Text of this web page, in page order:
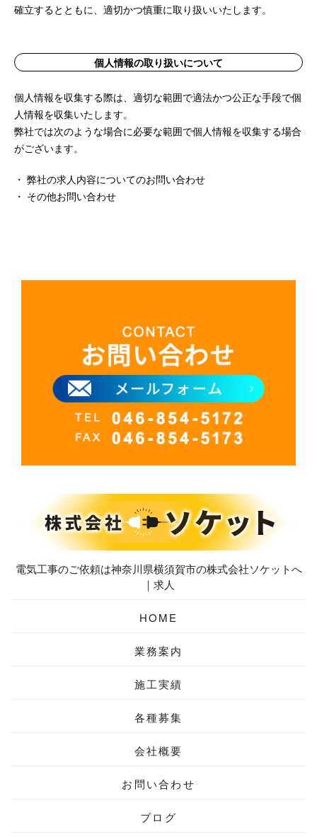
確立するとともに、適切かつ慎重に取り扱いいたします。
個人情報の取り扱いについて
個人情報を収集する際は、適切な範囲で適法かつ公正な手段で個
人情報を収集いたします。
弊社では次のような場合に必要な範囲で個人情報を収集する場合
がございます。
・ 弊社の求人内容についてのお問い合わせ
・ その他お問い合わせ
電気工事のご依頼は神奈川県横須賀市の株式会社ソケットへ
｜求人
HOME
業務案内
施工実績
各種募集
会社概要
お問い合わせ
ブログ